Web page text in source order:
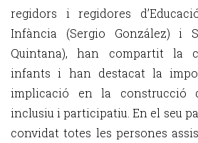
regidors i regidores
Infància (Sergio González) i
Quintana), han compartit la
infants i han destacat la
implicació en la construcció
inclusiu i participatiu. En el seu
convidat totes les persones